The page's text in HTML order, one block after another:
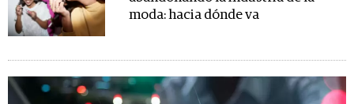
moda: hacia dónde va